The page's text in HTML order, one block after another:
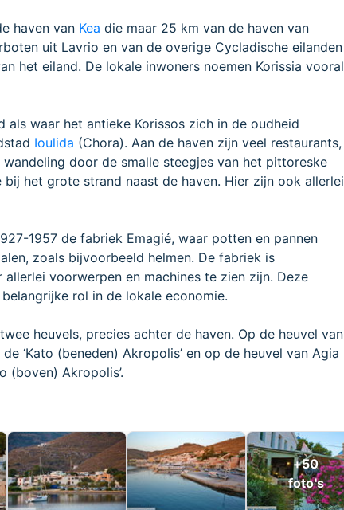
haven van Kea die maar 25 km van de haven van
uit Lavrio en van de overige Cycladische eilanden
het eiland. De lokale inwoners noemen Korissia vooral
waar het antieke Korissos zich in de oudheid
Ioulida (Chora). Aan de haven zijn veel restaurants,
wandeling door de smalle steegjes van het pittoreske
bij het grote strand naast de haven. Hier zijn ook allerlei
1957 de fabriek Emagié, waar potten en pannen
zoals bijvoorbeeld helmen. De fabriek is
voorwerpen en machines te zien zijn. Deze
rol in de lokale economie.
heuvels, precies achter de haven. Op de heuvel van
‘Kato (beneden) Akropolis’ en op de heuvel van Agia
(boven) Akropolis’.